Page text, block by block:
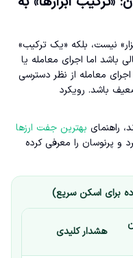
نیست، بلکه «یک ترکیب»
اما اجرای معامله یا
معامله از نظر دسترسی
باشد. رویکرد
راهنمای بهترین جفت ارزها
و پرنوسان را معرفی کرده
برای اسکن سریع)
هشدار کلیدی